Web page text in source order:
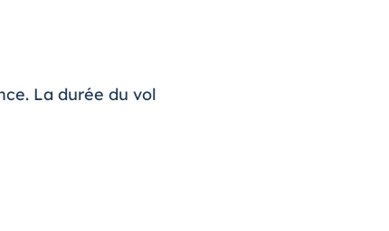
La durée du vol